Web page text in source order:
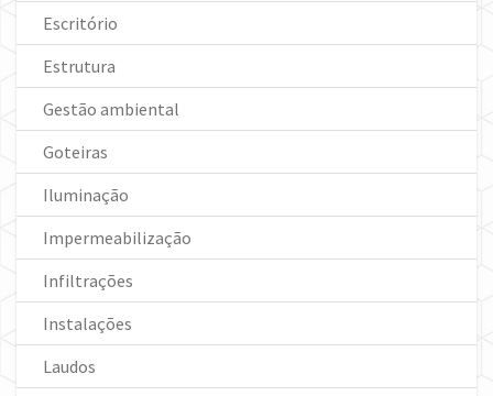
Escritório
Estrutura
Gestão ambiental
Goteiras
Iluminação
Impermeabilização
Infiltrações
Instalações
Laudos